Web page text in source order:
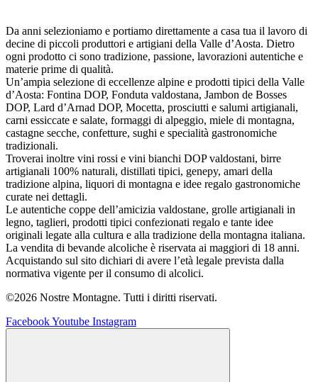
Da anni selezioniamo e portiamo direttamente a casa tua il lavoro di
decine di piccoli produttori e artigiani della Valle d’Aosta. Dietro
ogni prodotto ci sono tradizione, passione, lavorazioni autentiche e
materie prime di qualità.
Un’ampia selezione di eccellenze alpine e prodotti tipici della Valle
d’Aosta: Fontina DOP, Fonduta valdostana, Jambon de Bosses
DOP, Lard d’Arnad DOP, Mocetta, prosciutti e salumi artigianali,
carni essiccate e salate, formaggi di alpeggio, miele di montagna,
castagne secche, confetture, sughi e specialità gastronomiche
tradizionali.
Troverai inoltre vini rossi e vini bianchi DOP valdostani, birre
artigianali 100% naturali, distillati tipici, genepy, amari della
tradizione alpina, liquori di montagna e idee regalo gastronomiche
curate nei dettagli.
Le autentiche coppe dell’amicizia valdostane, grolle artigianali in
legno, taglieri, prodotti tipici confezionati regalo e tante idee
originali legate alla cultura e alla tradizione della montagna italiana.
La vendita di bevande alcoliche è riservata ai maggiori di 18 anni.
Acquistando sul sito dichiari di avere l’età legale prevista dalla
normativa vigente per il consumo di alcolici.
©2026 Nostre Montagne. Tutti i diritti riservati.
FacebookYoutube Instagram